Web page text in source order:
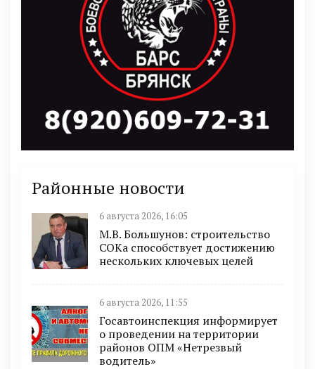
Районные новости
6 августа 2026, 16:05
М.В. Большунов: строительство
СОКа способствует достижению
нескольких ключевых целей
6 августа 2026, 11:55
Госавтоинспекция информирует
о проведении на территории
районов ОПМ «Нетрезвый
водитель»